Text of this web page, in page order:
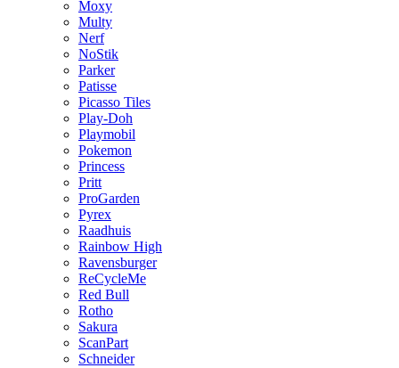
Moxy
Multy
Nerf
NoStik
Parker
Patisse
Picasso Tiles
Play-Doh
Playmobil
Pokemon
Princess
Pritt
ProGarden
Pyrex
Raadhuis
Rainbow High
Ravensburger
ReCycleMe
Red Bull
Rotho
Sakura
ScanPart
Schneider